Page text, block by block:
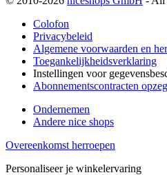
Colofon
Privacybeleid
Algemene voorwaarden en
Toegankelijkheidsverklaring
Instellingen voor
Abonnementscontracten
Ondernemen
Andere nice shops
Overeenkomst herroepen
Personaliseer je winkelervaring